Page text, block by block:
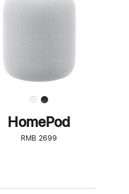
了
解
HomePod<
HomePod
RMB 2699